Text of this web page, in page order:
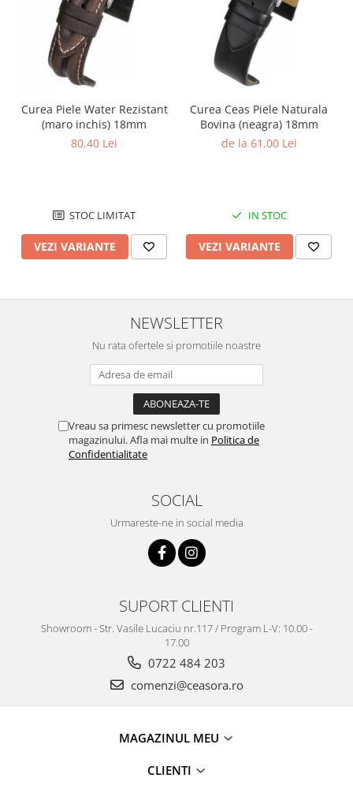
PROMOTII Scule Bijutier
PROMOTII Scule Ceasornicar
Scule si Accesorii Ceasuri
Catarame curea
Clesti Miniatura
Curatare si Intretinere
Dispozitive Capace Ceas
Extractoare Indicatoare
Truse / Kituri Ceasornicar
Curea Piele Water Rezistant
(maro inchis) 18mm
80,40 Lei
STOC LIMITAT
VEZI VARIANTE
Curea Ceas Piele Naturala
Bovina (neagra) 18mm
de la 61,00 Lei
IN STOC
VEZI VARIANTE
NEWSLETTER
Nu rata ofertele si promotiile noastre
Vreau sa primesc newsletter cu promotiile
magazinului. Afla mai multe in Politica de
Confidentialitate
SOCIAL
Urmareste-ne in social media
SUPORT CLIENTI
Showroom - Str. Vasile Lucaciu nr.117 / Program L-V: 10.00 -
17.00
0722 484 203
comenzi@ceasora.ro
MAGAZINUL MEU
CLIENTI